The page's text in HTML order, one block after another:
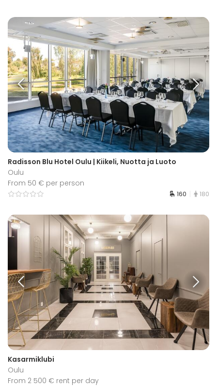
Radisson Blu Hotel Oulu | Kiikeli, Nuotta ja Luoto
Oulu
From 50 € per person
160 180
Kasarmiklubi
Oulu
From 2 500 € rent per day